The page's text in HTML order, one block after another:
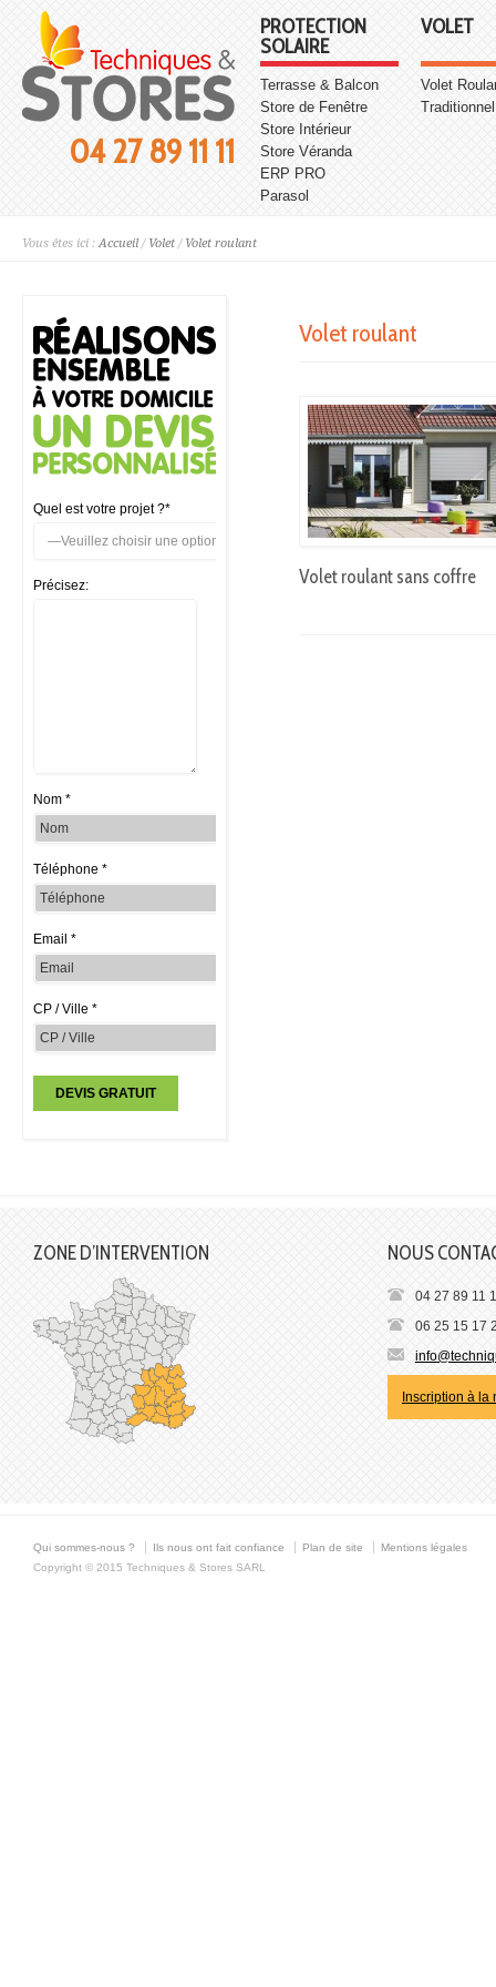
04 27 89 11 11
PROTECTION
SOLAIRE
Terrasse & Balcon
Store de Fenêtre
Store Intérieur
Store Véranda
ERP PRO
Parasol
VOLET
Volet
Traditionnel
Vous êtes ici :Accueil / Volet / Volet roulant
Volet roulant
Volet roulant sans coffre
Quel est votre projet ?*
Précisez:
Nom *
Téléphone *
Email *
CP / Ville *
ZONE D’INTERVENTION NOUS
04 27 89 11
06 25 15 17
Inscription à la
Qui sommes-nous ? Ils nous ont fait confiance Plan de site
Mentions légales
Copyright © 2015 Techniques & Stores SARL